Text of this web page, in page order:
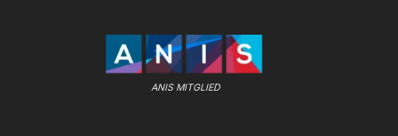
ANIS MITGLIED